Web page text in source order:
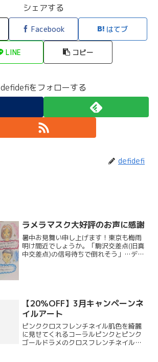
シェアする
Facebook はてブ
LINE コピー
defidefiをフォローする
defidefi
ラメラマスク大好評のお声に感謝
暑中お見舞い申し上げます！東京も梅雨
明け間近でしょうか。「駒沢交差点(旧真
中交差点)の信号待ちで倒れそう」…デフ
【20％OFF】3月キャンペーンネ
イルアート
ピンククロスフレンチネイル肌色を綺麗
に見せてくれるコーラルピンクとピンク
ゴールドラメのクロスフレンチネイル。